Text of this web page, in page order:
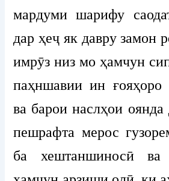
мардуми шарифу
дар ҳеҷ як давру замон
имрӯз низ мо ҳамчун
паҳншавии ин ғояҳоро
ва барои наслҳои оянда
пешрафта мерос
ба хештаншиносӣ ва